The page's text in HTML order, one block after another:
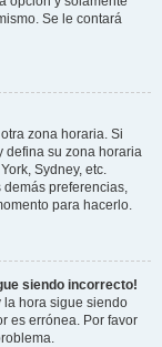
Se le contará
zona horaria. Si
defina su zona horaria
Sydney, etc.
preferencias,
para hacerlo.
siendo incorrecto!
la hora sigue siendo
es errónea. Por favor